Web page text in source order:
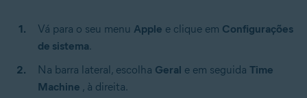
Vá para o seu menu Apple e clique em Configurações
de sistema.
Na barra lateral, escolha Geral e em seguida Time
Machine , à direita.